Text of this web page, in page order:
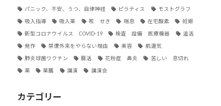
パニック、不安、うつ、自律神経 ピラティス モストグラフ
吸入指導 吸入薬 咳 せき 喘息 在宅酸素 妊娠
新型コロナウイルス COVID-19 検査 設備 医療機器 温活
発作 禁煙外来をやらない理由 美容 肌運気
肺炎球菌ワクチン 腸活 花粉症 鼻炎 苦しい 息切れ
薬 薬膳 講演 講演会
カテゴリー